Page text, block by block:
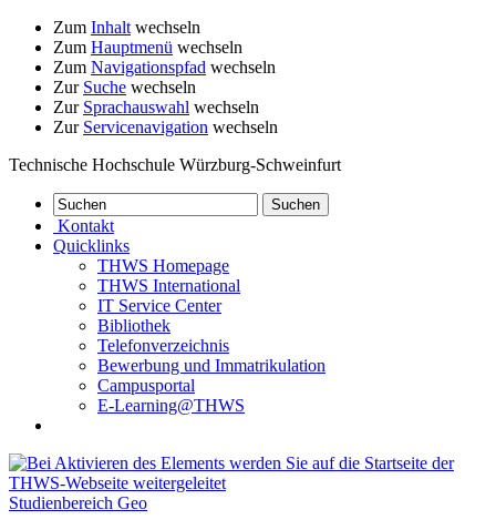
Zum Inhalt wechseln
Zum Hauptmenü wechseln
Zum Navigationspfad wechseln
Zur Suche wechseln
Zur Sprachauswahl wechseln
Zur Servicenavigation wechseln
Technische Hochschule Würzburg-Schweinfurt
Kontakt
Quicklinks
THWS Homepage
THWS International
IT Service Center
Bibliothek
Telefonverzeichnis
Bewerbung und Immatrikulation
Campusportal
E-Learning@THWS
Studienbereich Geo